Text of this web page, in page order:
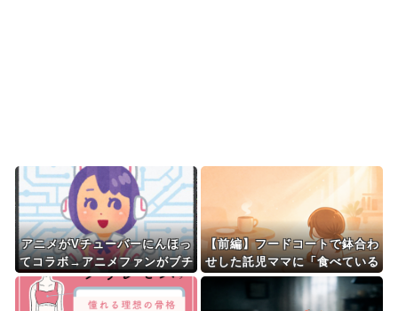
Powered by livedoor 相互RSS
アニメがVチューバーにんほっ
てコラボ→アニメファンがブチ
ギレｗｗｗｗｗｗｗｗｗｗ
【前編】フードコートで鉢合わ
せした託児ママに「食べている
間でいいから」と子供を押し付
けられた。本当に食べてる間だ